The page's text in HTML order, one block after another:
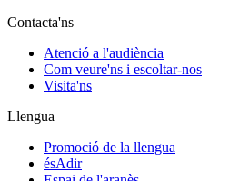
Contacta'ns
Atenció a l'audiència
Com veure'ns i escoltar-nos
Visita'ns
Llengua
Promoció de la llengua
ésAdir